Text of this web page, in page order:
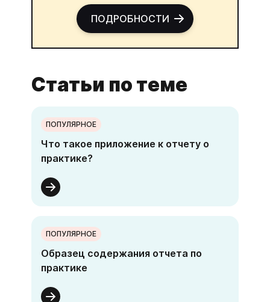
ПОДРОБНОСТИ
Статьи по теме
ПОПУЛЯРНОЕ
Что такое приложение к отчету о
практике?
ПОПУЛЯРНОЕ
Образец содержания отчета по
практике